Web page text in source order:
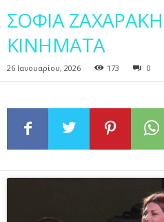
ΣΟΦΙΑ
ΚΙΝΗΜΑΤΑ
26 Ιανουαρίου, 2026 173 0